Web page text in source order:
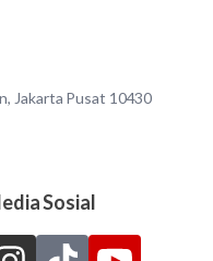
Jakarta Pusat 10430
Sosial